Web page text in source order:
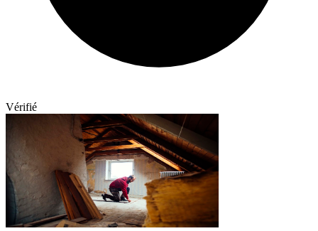
Vérifié